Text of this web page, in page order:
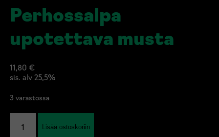
Perhossalpa
upotettava musta
11,80 €
sis. alv 25,5%
3 varastossa
upotettavaLisää ostoskoriin